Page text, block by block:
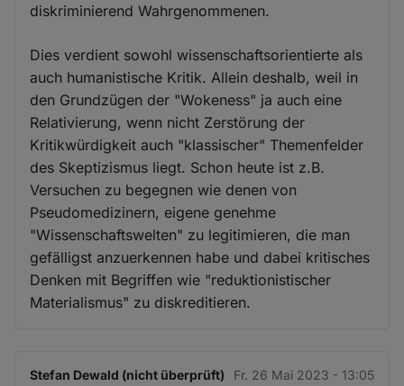
diskriminierend Wahrgenommenen.
Dies verdient sowohl wissenschaftsorientierte als
auch humanistische Kritik. Allein deshalb, weil in
den Grundzügen der "Wokeness" ja auch eine
Relativierung, wenn nicht Zerstörung der
Kritikwürdigkeit auch "klassischer" Themenfelder
des Skeptizismus liegt. Schon heute ist z.B.
Versuchen zu begegnen wie denen von
Pseudomedizinern, eigene genehme
"Wissenschaftswelten" zu legitimieren, die man
gefälligst anzuerkennen habe und dabei kritisches
Denken mit Begriffen wie "reduktionistischer
Materialismus" zu diskreditieren.
Stefan Dewald (nicht überprüft) Fr. 26 Mai 2023 - 13:05